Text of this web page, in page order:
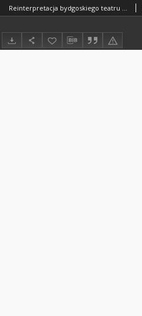
Reinterpretacja bydgoskiego teatru kameralnego